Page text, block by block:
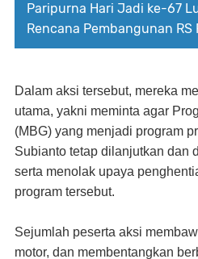
Paripurna Hari Jadi ke-67
Rencana Pembangunan RS
Dalam aksi tersebut, mereka
utama, yakni meminta agar
(MBG) yang menjadi program
Subianto tetap dilanjutkan dan
serta menolak upaya
program tersebut.
Sejumlah peserta aksi
motor, dan membentangkan